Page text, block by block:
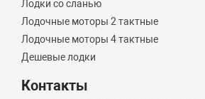
Лодки со сланью
Лодочные моторы 2 тактные
Лодочные моторы 4 тактные
Дешевые лодки
Контакты